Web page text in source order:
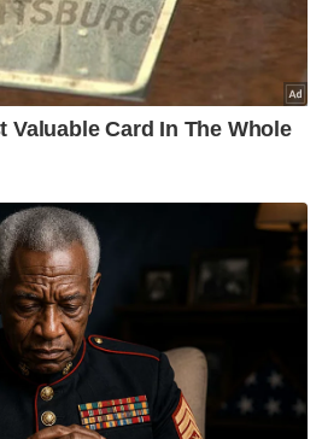
Disyorkan